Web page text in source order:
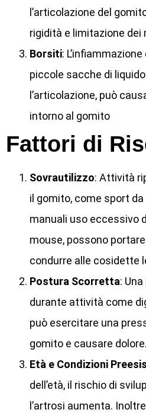
l’articolazione del
rigidità e limitazione dei
Borsiti:
piccole sacche di
l’articolazione, può
intorno al gomito
Fattori di
Sovrautilizzo: Attività
il gomito, come sport
manuali uso eccessivo
mouse, possono
condurre alle cosidette
Postura Scorretta:
durante attività come
può esercitare una
gomito e causare dolore.
Età e Condizioni
dell’età, il rischio di
l’artrosi aumenta.